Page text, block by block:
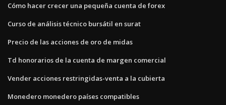
Cómo hacer crecer una pequeña cuenta de forex
Curso de análisis técnico bursátil en surat
Precio de las acciones de oro de midas
Td honorarios de la cuenta de margen comercial
Vender acciones restringidas-venta a la cubierta
Monedero monedero países compatibles